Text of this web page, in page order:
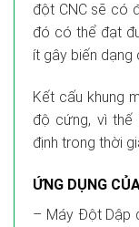
đột CNC sẽ có
đó có thể đạt
ít gây biến dạng
Kết cấu khung
độ cứng, vì
định trong thời
ỨNG DỤNG
– Máy Đột Dập